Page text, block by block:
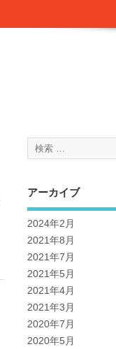
アーカイブ
2024年2月
2021年8月
2021年7月
2021年5月
2021年4月
2021年3月
2020年7月
2020年5月